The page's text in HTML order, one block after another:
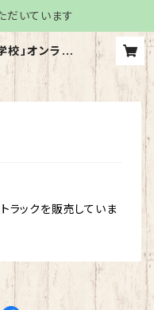
だいています
」オンライ
ラックを販売していま